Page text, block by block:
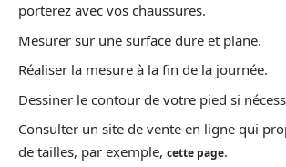
porterez avec vos chaussures.
Mesurer sur une surface dure et plane.
Réaliser la mesure à la fin de la journée.
Dessiner le contour de votre pied si
Consulter un site de vente en ligne qui
de tailles, par exemple, cette page.